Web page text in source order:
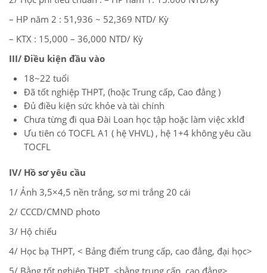
– HP năm 2 : 51,936 ~ 52,369 NTD/ Kỳ
– KTX : 15,000 – 36,000 NTD/ Kỳ
III/ Điều kiện đầu vào
18~22 tuổi
Đã tốt nghiệp THPT, (hoặc Trung cấp, Cao đẳng )
Đủ điều kiện sức khỏe và tài chính
Chưa từng đi qua Đài Loan học tập hoặc làm việc xklđ
Ưu tiên có TOCFL A1 ( hệ VHVL) , hệ 1+4 không yêu cầu
TOCFL
IV/ Hồ sơ yêu cầu
1/ Ảnh 3,5×4,5 nền trắng, sơ mi trắng 20 cái
2/ CCCD/CMND photo
3/ Hộ chiếu
4/ Học bạ THPT, < Bảng điểm trung cấp, cao đẳng, đại học>